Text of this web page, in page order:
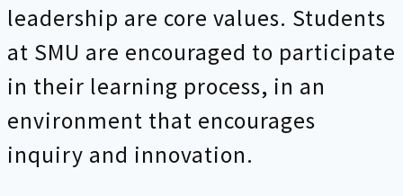
leadership are core values. Students
at SMU are encouraged to participate
in their learning process, in an
environment that encourages
inquiry and innovation.